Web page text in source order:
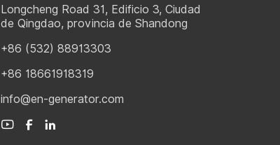
Longcheng Road 31, Edificio 3, Ciudad
de Qingdao, provincia de Shandong
+86 (532) 88913303
+86 18661918319
info@en-generator.com